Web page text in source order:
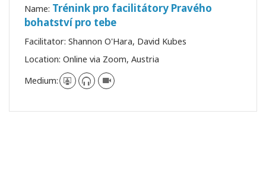
Name: Trénink pro facilitátory Pravého
bohatství pro tebe
Facilitator: Shannon O'Hara, David Kubes
Location: Online via Zoom, Austria
Medium: